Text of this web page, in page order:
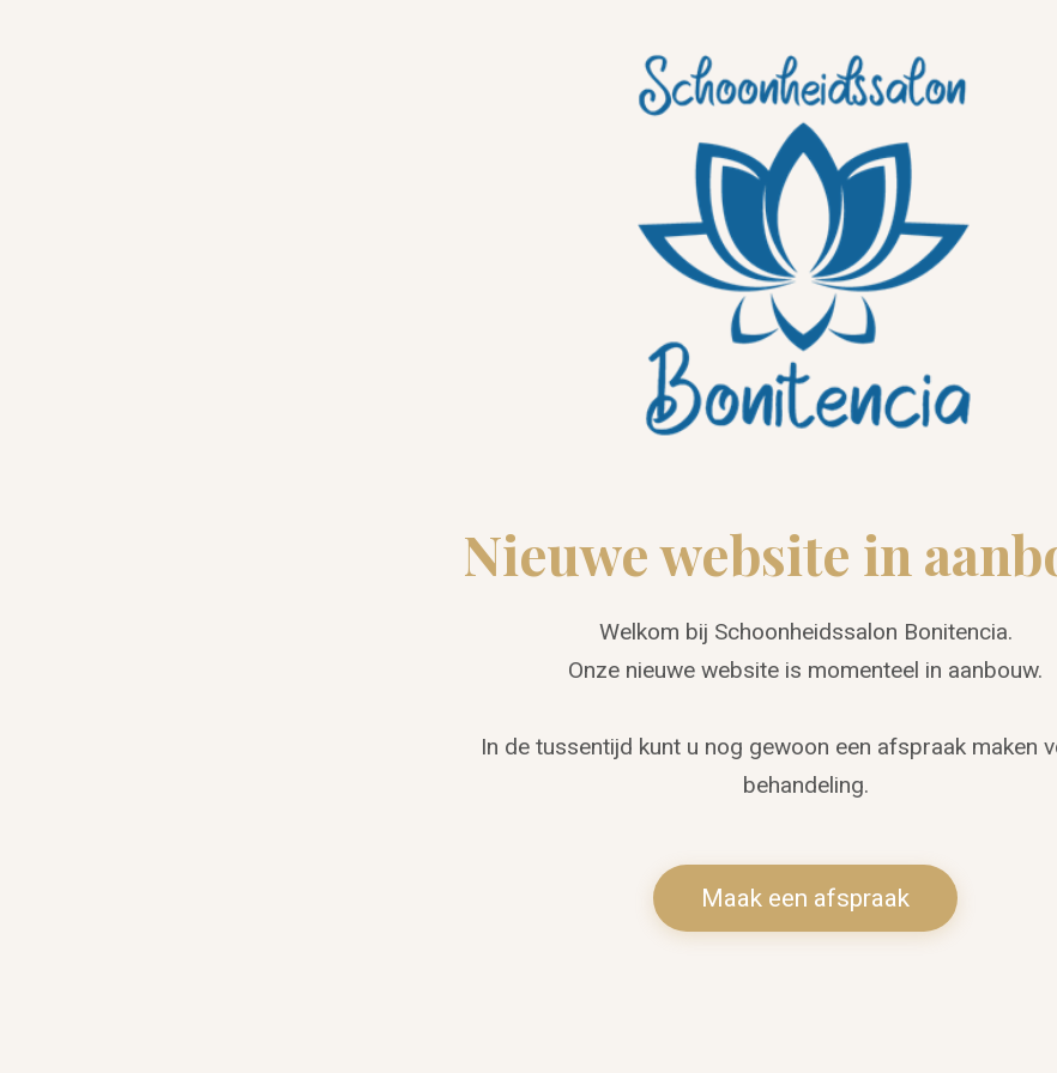
Nieuwe website in
Welkom bij Schoonheidssalon Bonitencia.
Onze nieuwe website is momenteel in aanbouw.
In de tussentijd kunt u nog gewoon een afspraak maken
behandeling.
Maak een afspraak